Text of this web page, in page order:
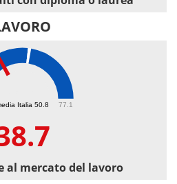
Italia 50.8 77.1
al mercato del lavoro